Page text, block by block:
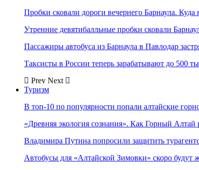
Пробки сковали дороги вечернего Барнаула. Куда
Утренние девятибалльные пробки сковали
Пассажиры автобуса из Барнаула в Павлодар
Таксисты в России теперь зарабатывают до 500
Prev Next
Туризм
В топ-10 по популярности попали алтайские
«Древняя экология сознания». Как Горный Алтай
Владимира Путина попросили защитить
Автобусы для «Алтайской Зимовки» скоро будут